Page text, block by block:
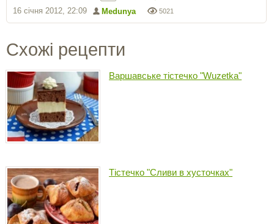
5021
Medunya
16 січня 2012, 22:09
Схожі рецепти
Варшавське тістечко "Wuzetka"
Тістечко "Сливи в хусточках"